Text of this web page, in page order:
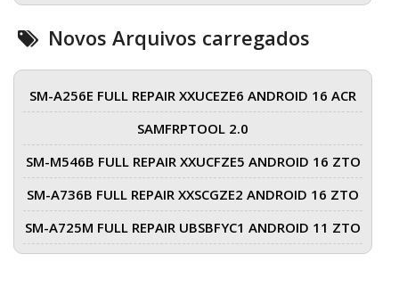
Novos Arquivos carregados
SM-A256E FULL REPAIR XXUCEZE6 ANDROID 16 ACR
SAMFRPTOOL 2.0
SM-M546B FULL REPAIR XXUCFZE5 ANDROID 16 ZTO
SM-A736B FULL REPAIR XXSCGZE2 ANDROID 16 ZTO
SM-A725M FULL REPAIR UBSBFYC1 ANDROID 11 ZTO